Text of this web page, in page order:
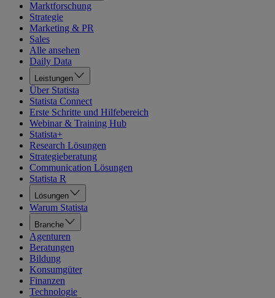
Marktforschung
Strategie
Marketing & PR
Sales
Alle ansehen
Daily Data
Leistungen
Über Statista
Statista Connect
Erste Schritte und Hilfebereich
Webinar & Training Hub
Statista+
Research Lösungen
Strategieberatung
Communication Lösungen
Statista R
Lösungen
Warum Statista
Branche
Agenturen
Beratungen
Bildung
Konsumgüter
Finanzen
Technologie